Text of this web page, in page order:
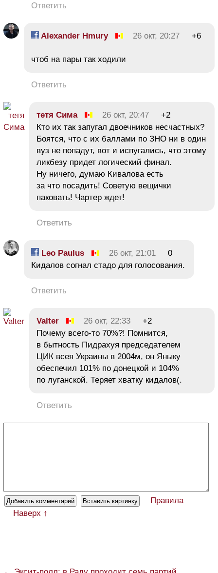
Ответить
Alexander Hmury 26 окт, 20:27 +6
чтоб на пары так ходили
Ответить
тетя Сима 26 окт, 20:47
+2
Кто их так запугал двоечников несчастных?
Боятся, что с их баллами по ЗНО ни в один
вуз не попадут, вот и испугались, что этому
ликбезу придет логический финал.
Ну ничего, думаю Кивалова есть
за что посадить! Советую вещички
паковать! Чартер ждет!
Ответить
Leo Paulus 26 окт, 21:01
0
Кидалов согнал стадо для голосования.
Ответить
Valter 26 окт, 22:33
+2
Почему всего-то 70%?! Помнится,
в бытность Пидрахуя председателем
ЦИК всея Украины в 2004м, он Яныку
обеспечил 101% по донецкой и 104%
по луганской. Теряет хватку кидалов(.
Ответить
Правила
Наверх ↑